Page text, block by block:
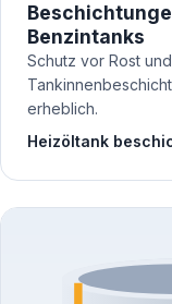
Benzintanks
Schutz vor Rost
erheblich.
Heizöltank